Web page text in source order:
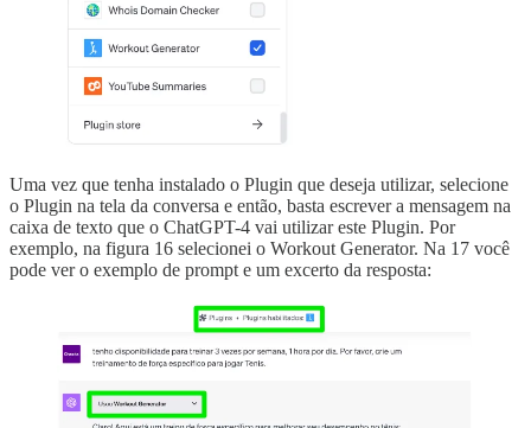
Uma vez que tenha instalado o Plugin que deseja utilizar, selecione
o Plugin na tela da conversa e então, basta escrever a mensagem na
caixa de texto que o ChatGPT-4 vai utilizar este Plugin. Por
exemplo, na figura 16 selecionei o Workout Generator. Na 17 você
pode ver o exemplo de prompt e um excerto da resposta: